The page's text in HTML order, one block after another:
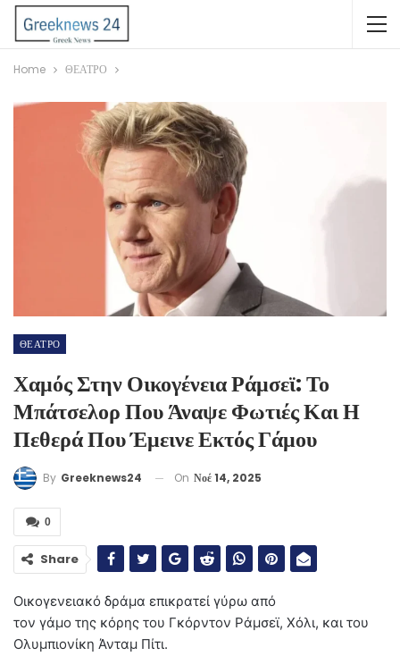
Home ΘΕΑΤΡΟ
ΘΕΑΤΡΟ
Χαμός Στην Οικογένεια Ράμσεϊ: Το
Μπάτσελορ Που Άναψε Φωτιές Και Η
Πεθερά Που Έμεινε Εκτός Γάμου
By Greeknews24 On Νοέ 14, 2025
0
Share
Οικογενειακό δράμα επικρατεί γύρω από
τον γάμο της κόρης του Γκόρντον Ράμσεϊ, Χόλι, και του
Ολυμπιονίκη Άνταμ Πίτι.